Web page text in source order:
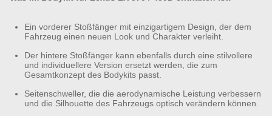
Ein vorderer Stoßfänger mit einzigartigem Design, der dem
Fahrzeug einen neuen Look und Charakter verleiht.
Der hintere Stoßfänger kann ebenfalls durch eine stilvollere
und individuellere Version ersetzt werden, die zum
Gesamtkonzept des Bodykits passt.
Seitenschweller, die die aerodynamische Leistung verbessern
und die Silhouette des Fahrzeugs optisch verändern können.